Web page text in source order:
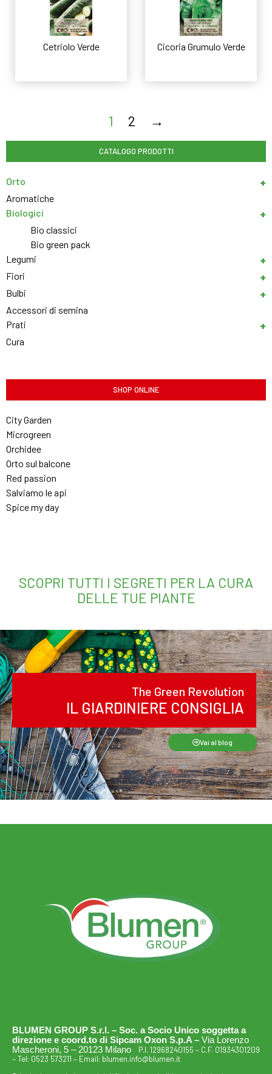
CATALOGO PRODOTTI
Orto
Aromatiche
Biologici
Bio classici
Bio green pack
Legumi
Fiori
Bulbi
Accessori di semina
Prati
Cura
SHOP ONLINE
City Garden
Microgreen
Orchidee
Orto sul balcone
Red passion
Salviamo le api
Spice my day
Cetriolo Verde Cicoria Grumulo Verde
1 2 →
SCOPRI TUTTI I SEGRETI PER LA CURA
DELLE TUE PIANTE
The Green Revolution
IL GIARDINIERE CONSIGLIA
Vai al blog
BLUMEN GROUP S.r.l. – Soc. a Socio Unico soggetta a
direzione e coord.to di Sipcam Oxon S.p.A – Via Lorenzo
Mascheroni, 5 – 20123 Milano P.I. 12968240155 – C.F. 01934301209
– Tel: 0523 573211 – Email: blumen.info@blumen.it